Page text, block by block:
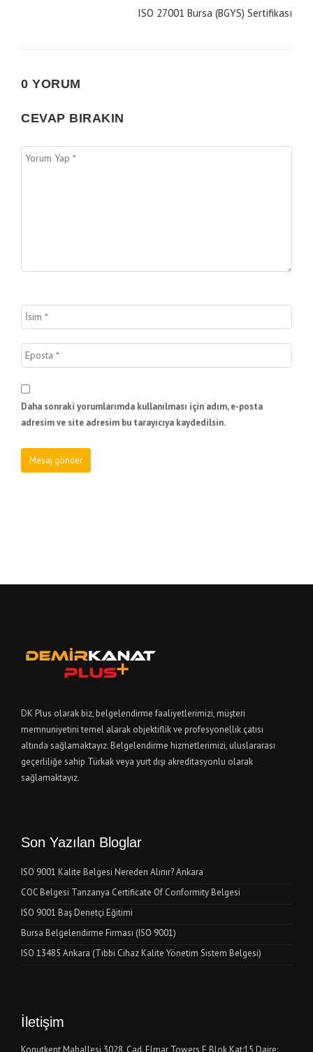
ISO 27001 Bursa (BGYS) Sertifikası
0 YORUM
CEVAP BIRAKIN
Daha sonraki yorumlarımda kullanılması için adım, e-posta
adresim ve site adresim bu tarayıcıya kaydedilsin.
DK Plus olarak biz, belgelendirme faaliyetlerimizi, müşteri
memnuniyetini temel alarak objektiflik ve profesyonellik çatısı
altında sağlamaktayız. Belgelendirme hizmetlerimizi, uluslararası
geçerliliğe sahip Türkak veya yurt dışı akreditasyonlu olarak
sağlamaktayız.
Son Yazılan Bloglar
ISO 9001 Kalite Belgesi Nereden Alınır? Ankara
COC Belgesi Tanzanya Certificate Of Conformity Belgesi
ISO 9001 Baş Denetçi Eğitimi
Bursa Belgelendirme Firması (ISO 9001)
ISO 13485 Ankara (Tıbbi Cihaz Kalite Yönetim Sistem Belgesi)
İletişim